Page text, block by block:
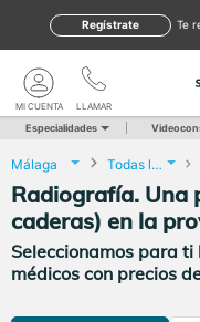
te
Regístrate
LLAMAR
MI CUENTA
Especialidades
Málaga Todas las localidades
Radiografía. Una
caderas) en la
Seleccionamos para ti
médicos con precios